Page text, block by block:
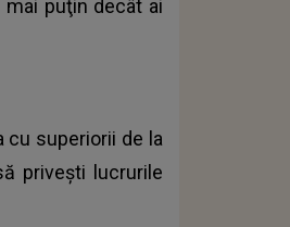
puţin decât ai
cu superiorii de la
priveşti lucrurile